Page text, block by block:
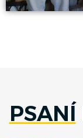
PSANÍ